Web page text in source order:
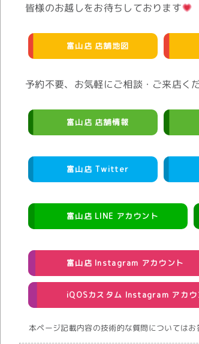
皆様のお越しをお待ちしております
富山店 店舗地図
予約不要、お気軽にご相談・ご来店く
富山店 店舗情報
富山店 Twitter
富山店 LINE アカウント
富山店 Instagram アカウント
iQOSカスタム Instagram アカウ
本ページ記載内容の技術的な質問についてはお